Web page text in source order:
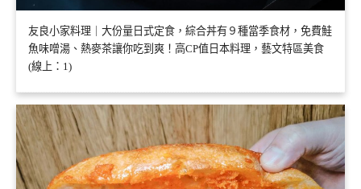
友良小家料理｜大份量日式定食，綜合丼有９種當季食材，免費鮭
魚味噌湯、熱麥茶讓你吃到爽！高CP值日本料理，藝文特區美食
(線上：1)